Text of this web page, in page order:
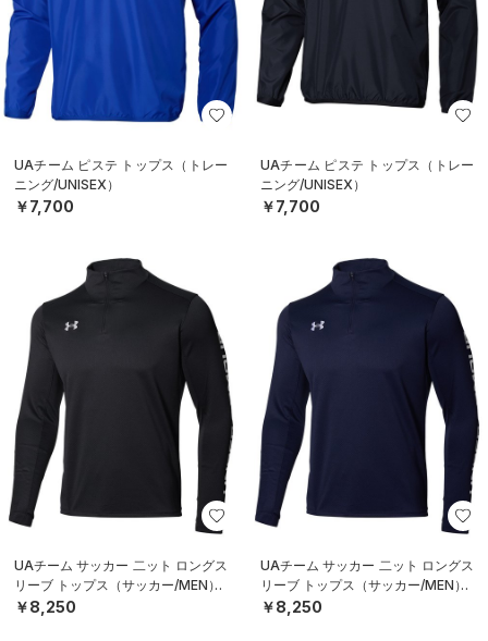
UAチーム ピステ トップス（トレー
ニング/UNISEX）
￥7,700
UAチーム ピステ トップス（トレー
ニング/UNISEX）
￥7,700
UAチーム サッカー 二ット ロングス
リーブ トップス（サッカー/MEN）
￥8,250
UAチーム サッカー 二ット ロングス
リーブ トップス（サッカー/MEN）
￥8,250